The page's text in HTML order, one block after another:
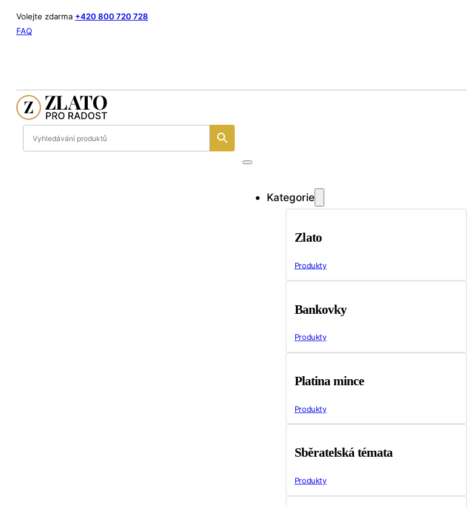
Volejte zdarma +420 800 720 728
FAQ
Kategorie
Zlato
Produkty
Bankovky
Produkty
Platina mince
Produkty
Sběratelská témata
Produkty